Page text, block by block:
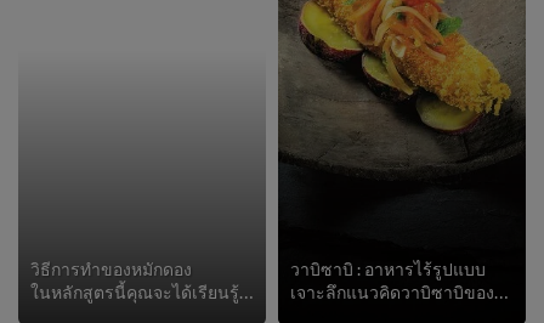
วิธีการทำของหมักดอง
ในหลักสูตรนี้คุณจะได้เรียนรู้วิธีหมักผักของคุณไม่เพียงเพื่อการเก็บรักษาให้ได้นาน แต่ยังสร้างรสชาติและรังสรรค์สูตรอาหารอีกด้วย เ...
วาบิซาบิ : อาหารไร้รูปแบบ
เจาะลึกแนวคิดวาบิซาบิของพุทธศาสนา: อาหารไร้รูปแบบ เรียนรู้เทคนิคการจัดจานที่เป็นเอกลักษณ์จากคอร์สของเชฟวูซีฟรี!